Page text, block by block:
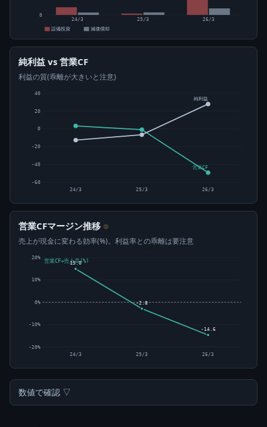
0
24/3 25/3
26/3
設備投資
減価償却
純利益 vs 営業CF
利益の質(乖離が大きいと注意)
-60
-40
-20
0
20
40
営業CF
純利益
24/3 25/3 26/3
営業CFマージン推移 ⊙
売上が現金に変わる効率(%)。利益率との乖離は要注意
-20%
-10%
0%
10%
20%
15.0
24/3
-2.8
25/3
-14.6
26/3
営業CF÷売上高(%)
数値で確認 ▽